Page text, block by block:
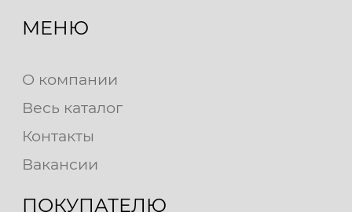
МЕНЮ
О компании
Весь каталог
Контакты
Вакансии
ПОКУПАТЕЛЮ